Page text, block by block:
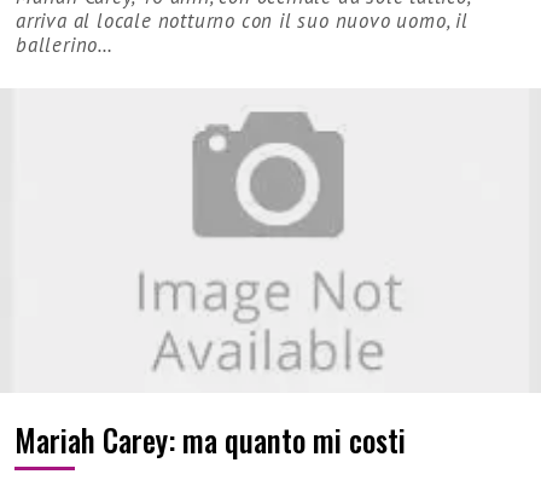
arriva al locale notturno con il suo nuovo uomo, il
ballerino…
Mariah Carey: ma quanto mi costi